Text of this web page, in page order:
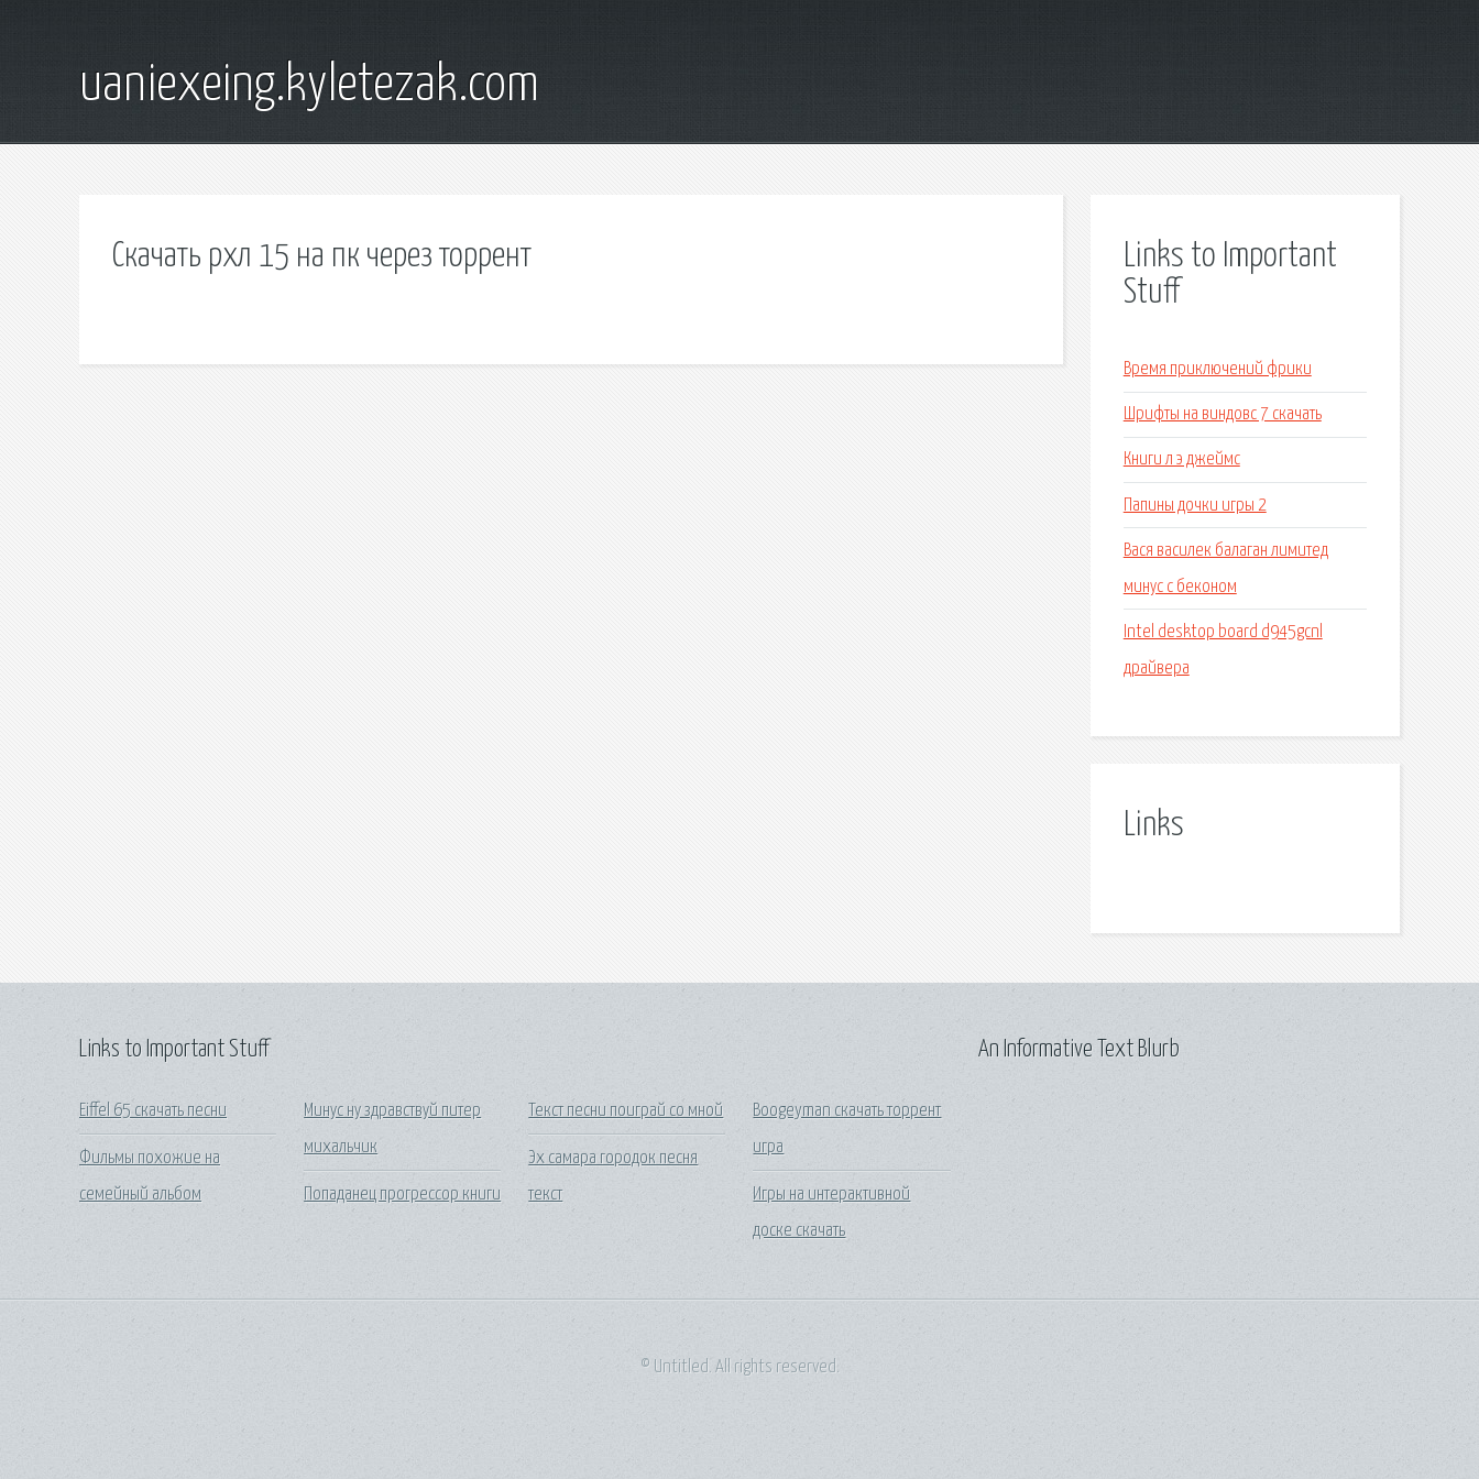
uaniexeing.kyletezak.com
Скачать рхл 15 на пк через торрент
Links to Important
Stuff
Время приключений фрики
Шрифты на виндовс 7 скачать
Книги л э джеймс
Папины дочки игры 2
Вася василек балаган лимитед
минус с беконом
Intel desktop board d945gcnl
драйвера
Links
Links to Important Stuff
Eiffel 65 скачать песни
Фильмы похожие на
семейный альбом
Минус ну здравствуй питер
михальчик
Попаданец прогрессор книги
Текст песни поиграй со мной
Эх самара городок песня
текст
Boogeyman скачать торрент
игра
Игры на интерактивной
доске скачать
An Informative Text Blurb
© Untitled. All rights reserved.